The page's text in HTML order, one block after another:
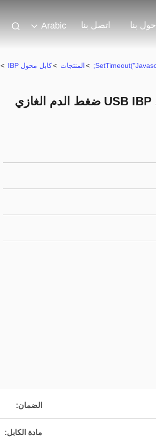
حول بنا اتصل بنا Arabic
>المنتجات >كابل محول IBP >
الضمان:
مادة الكابل: